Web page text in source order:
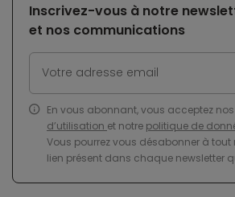
Inscrivez-vous à notre
et nos communications
En vous abonnant, vous acceptez nos
d’utilisation et notre politique de
Vous pourrez vous désabonner à
lien présent dans chaque newsletter